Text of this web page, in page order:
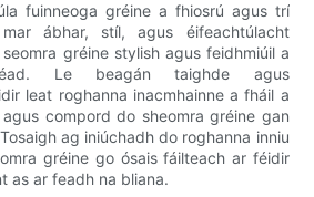
fuinneoga gréine a fhiosrú agus trí
ábhar, stíl, agus éifeachtúlacht
gréine stylish agus feidhmiúil a
Le beagán taighde agus
leat roghanna inacmhainne a fháil a
compord do sheomra gréine gan
ag iniúchadh do roghanna inniu
gréine go ósais fáilteach ar féidir
as ar feadh na bliana.